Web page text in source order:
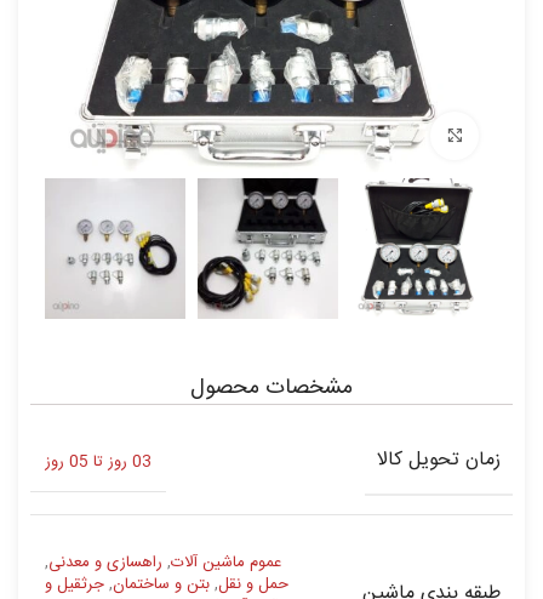
برای بزرگنمایی کلیک کنید
مشخصات محصول
زمان تحویل کالا 03 روز تا 05 روز
عموم ماشین آلات, راهسازی و معدنی,
حمل و نقل,بتن و ساختمان,جرثقیل و